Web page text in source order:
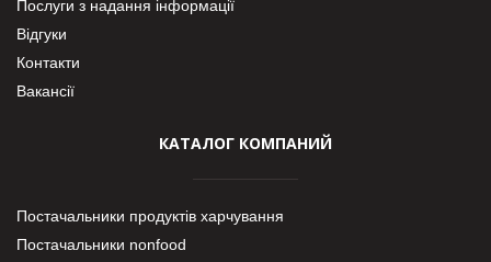
Послуги з надання інформації
Відгуки
Контакти
Вакансії
КАТАЛОГ КОМПАНИЙ
Постачальники продуктів харчування
Постачальники nonfood